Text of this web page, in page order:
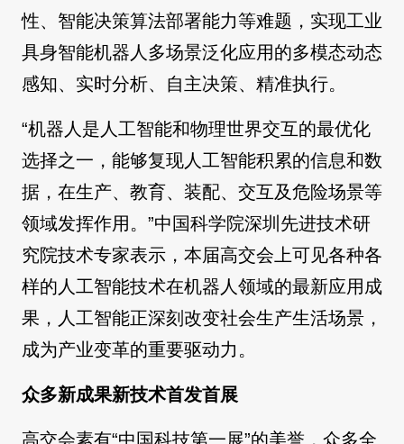
性、智能决策算法部署能力等难题，实现工业
具身智能机器人多场景泛化应用的多模态动态
感知、实时分析、自主决策、精准执行。
“机器人是人工智能和物理世界交互的最优化
选择之一，能够复现人工智能积累的信息和数
据，在生产、教育、装配、交互及危险场景等
领域发挥作用。”中国科学院深圳先进技术研
究院技术专家表示，本届高交会上可见各种各
样的人工智能技术在机器人领域的最新应用成
果，人工智能正深刻改变社会生产生活场景，
成为产业变革的重要驱动力。
众多新成果新技术首发首展
高交会素有“中国科技第一展”的美誉，众多全